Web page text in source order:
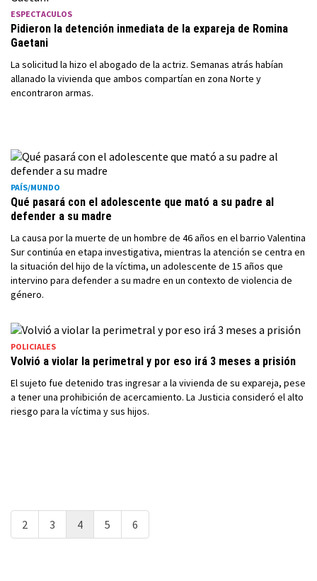
ESPECTACULOS
Pidieron la detención inmediata de la expareja de Romina
Gaetani
La solicitud la hizo el abogado de la actriz. Semanas atrás habían
allanado la vivienda que ambos compartían en zona Norte y
encontraron armas.
PAÍS/MUNDO
Qué pasará con el adolescente que mató a su padre al
defender a su madre
La causa por la muerte de un hombre de 46 años en el barrio Valentina
Sur continúa en etapa investigativa, mientras la atención se centra en
la situación del hijo de la víctima, un adolescente de 15 años que
intervino para defender a su madre en un contexto de violencia de
género.
POLICIALES
Volvió a violar la perimetral y por eso irá 3 meses a prisión
El sujeto fue detenido tras ingresar a la vivienda de su expareja, pese
a tener una prohibición de acercamiento. La Justicia consideró el alto
riesgo para la víctima y sus hijos.
2 3 4 5 6